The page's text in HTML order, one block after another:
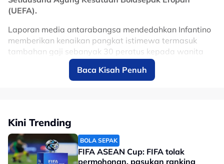
No node context available.
Related Topics
#Yan Diomande #bola sepak #Real Madrid
(UEFA).
Laporan media antarabangsa mendedahkan Infantino
memberikan kenaikan pangkat istimewa termasuk
tambahan gaji sebanyak 30 peratus kepada wanita
terbabit sebelum UEFA mengarahkan wanita itu
meninggalkan jawatan dengan pampasan besar selain
dipilih menjadi Presiden FIFA bermula 2016 dan masih
bertahan sehingga kini menjelang pemilihan penggal
baharu tahun hadapan.
Baca Kisah Penuh
Kini Trending
BOLA SEPAK
FIFA ASEAN Cup: FIFA tolak
permohonan, pasukan ranking